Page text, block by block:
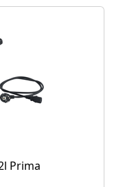
Prima